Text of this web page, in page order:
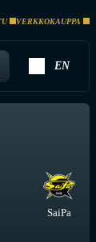
VERKKOKAUPPA
EN
SaiPa